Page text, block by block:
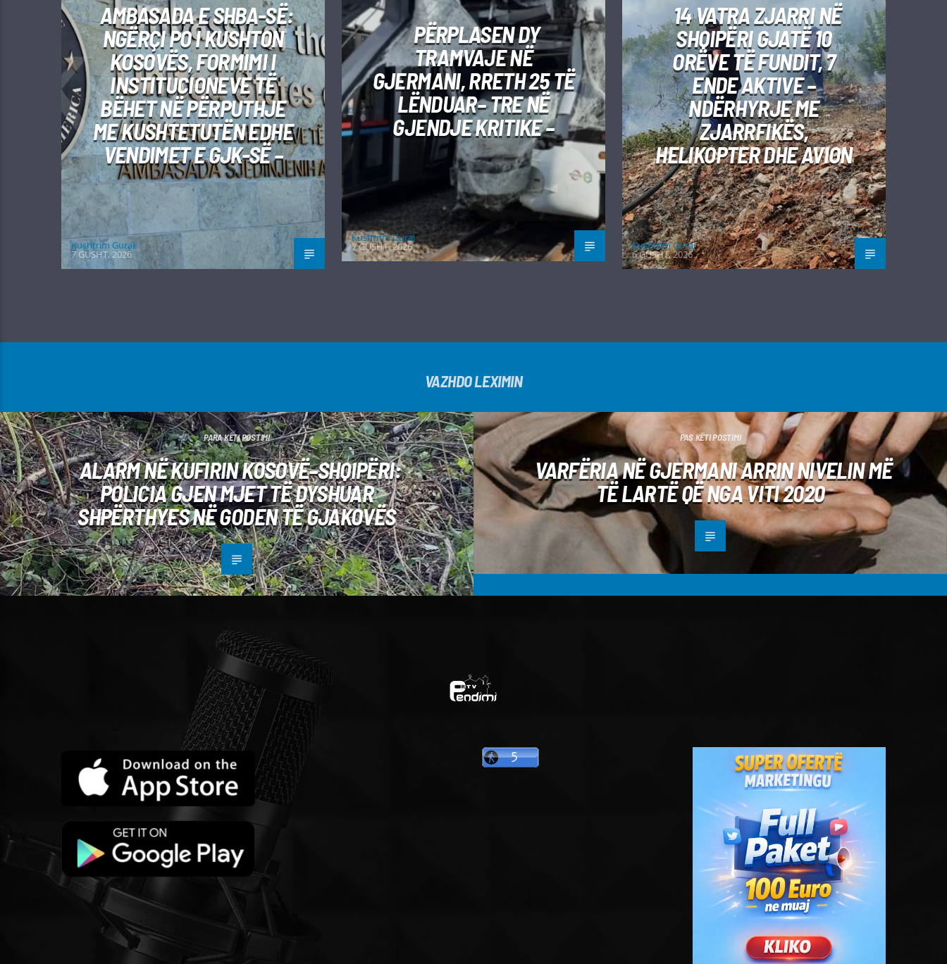
AMBASADA E SHBA-SË:
NGËRÇI PO I KUSHTON
KOSOVËS, FORMIMI I
INSTITUCIONEVE TË
BËHET NË PËRPUTHJE
ME KUSHTETUTËN EDHE
VENDIMET E GJK-SË –
Kushtrim Guraj
7 GUSHT, 2026
PËRPLASEN DY
TRAMVAJE NË
GJERMANI, RRETH 25 TË
LËNDUAR– TRE NË
GJENDJE KRITIKE –
Kushtrim Guraj
7 GUSHT, 2026
14 VATRA ZJARRI NË
SHQIPËRI GJATË 10
ORËVE TË FUNDIT, 7
ENDE AKTIVE –
NDËRHYRJE ME
ZJARRFIKËS,
HELIKOPTER DHE AVION
Kushtrim Guraj
6 GUSHT, 2026
VAZHDO LEXIMIN
PARA KËTI POSTIMI
ALARM NË KUFIRIN KOSOVË–SHQIPËRI:
POLICIA GJEN MJET TË DYSHUAR
SHPËRTHYES NË GODEN TË GJAKOVËS
PAS KËTI POSTIMI
VARFËRIA NË GJERMANI ARRIN NIVELIN MË
TË LARTË QË NGA VITI 2020